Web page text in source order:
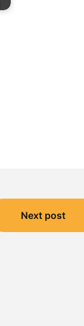
Next post